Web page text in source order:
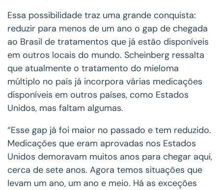
Essa possibilidade traz uma grande conquista:
reduzir para menos de um ano o gap de chegada
ao Brasil de tratamentos que já estão disponíveis
em outros locais do mundo. Scheinberg ressalta
que atualmente o tratamento do mieloma
múltiplo no país já incorpora várias medicações
disponíveis em outros países, como Estados
Unidos, mas faltam algumas.
“Esse gap já foi maior no passado e tem reduzido.
Medicações que eram aprovadas nos Estados
Unidos demoravam muitos anos para chegar aqui,
cerca de sete anos. Agora temos situações que
levam um ano, um ano e meio. Há as exceções